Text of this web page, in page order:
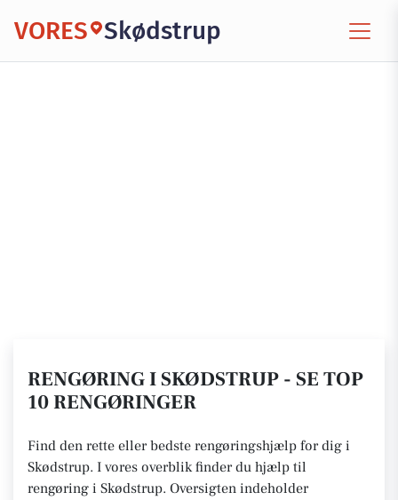
VORES Skødstrup
RENGØRING I SKØDSTRUP - SE TOP
10 RENGØRINGER
Find den rette eller bedste rengøringshjælp for dig i
Skødstrup. I vores overblik finder du hjælp til
rengøring i Skødstrup. Oversigten indeholder